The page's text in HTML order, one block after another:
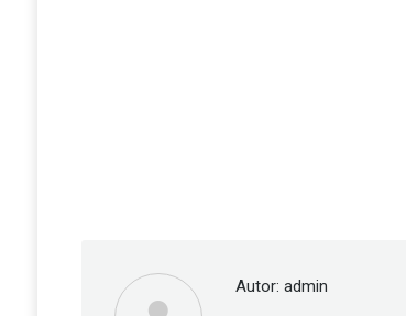
Autor: admin